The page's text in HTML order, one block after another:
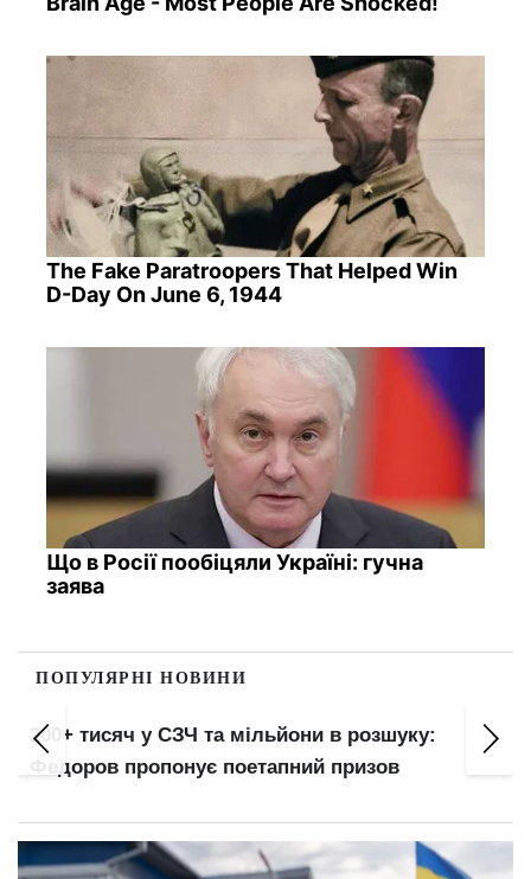
The Fake Paratroopers That Helped Win
D-Day On June 6, 1944
Що в Росії пообіцяли Україні: гучна
заява
ПОПУЛЯРНІ НОВИНИ
200+ тисяч у СЗЧ та мільйони в розшуку:
Федоров пропонує поетапний призов